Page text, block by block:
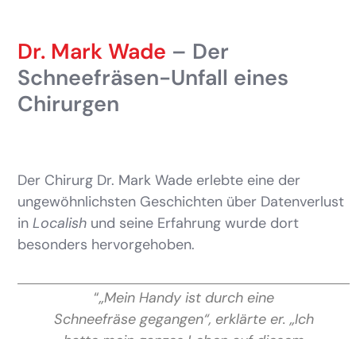
Dr. Mark Wade – Der
Schneefräsen-Unfall eines
Chirurgen
Der Chirurg Dr. Mark Wade erlebte eine der
ungewöhnlichsten Geschichten über Datenverlust
inLocalish und seine Erfahrung wurde dort
besonders hervorgehoben.
“„Mein Handy ist durch eine
Schneefräse gegangen“, erklärte er. „Ich